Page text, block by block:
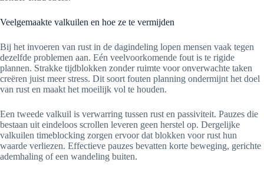
Veelgemaakte valkuilen en hoe ze te vermijden
Bij het invoeren van rust in de dagindeling lopen mensen vaak tegen
dezelfde problemen aan. Eén veelvoorkomende fout is te rigide
plannen. Strakke tijdblokken zonder ruimte voor onverwachte taken
creëren juist meer stress. Dit soort fouten planning ondermijnt het doel
van rust en maakt het moeilijk vol te houden.
Een tweede valkuil is verwarring tussen rust en passiviteit. Pauzes die
bestaan uit eindeloos scrollen leveren geen herstel op. Dergelijke
valkuilen timeblocking zorgen ervoor dat blokken voor rust hun
waarde verliezen. Effectieve pauzes bevatten korte beweging, gerichte
ademhaling of een wandeling buiten.